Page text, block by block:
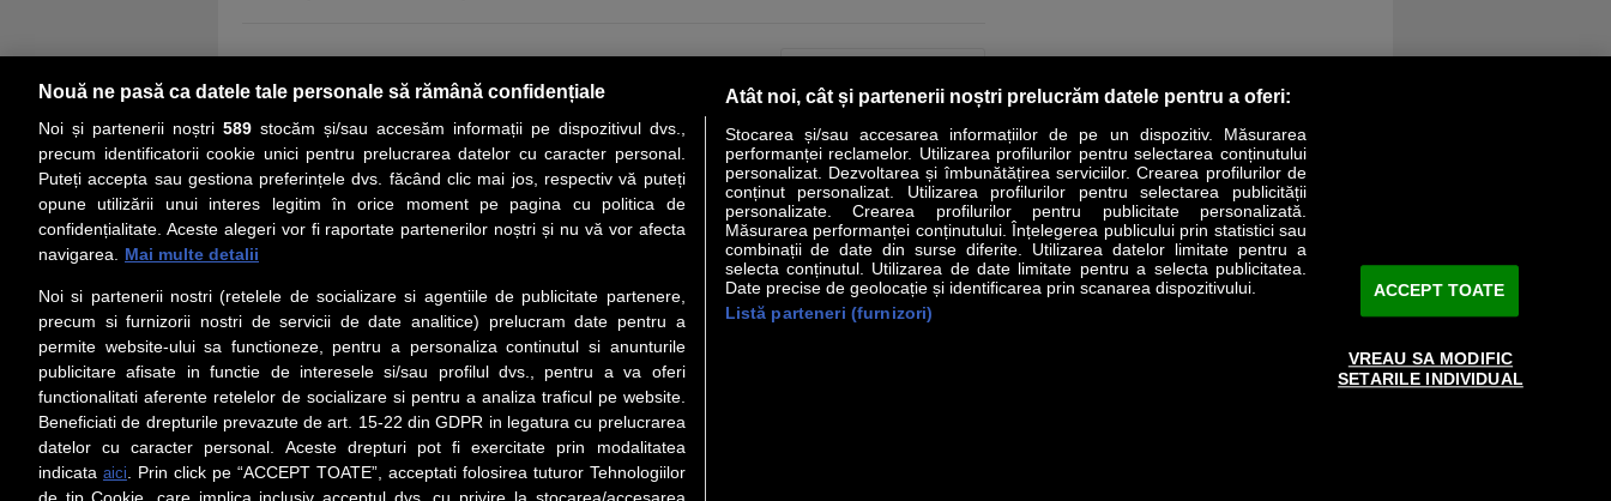
PRIMA PAGINĂ COVER STORY LIDERI ANALIZE HI-TECH MEET THE CEO LIFESTYLE SPECIAL OPINII
Social
Urmareste-ne pe Facebook
iarul Financiar
Despre Noi
Contact Redactie
Contact Marketing
Contact Vanzari
Abonamente print
Redactorii BM
Politica de confidentialitate
Termeni si conditii
About cookies
Servicii Revista Business Magazin
Nouă ne pasă ca datele tale personale să rămână confidențiale
Noi și partenerii noștri 589stocăm și/sau accesăm informații pe dispozitivul dvs.,
precum identificatorii cookie unici pentru prelucrarea datelor cu caracter personal.
Puteți accepta sau gestiona preferințele dvs. făcând clic mai jos, respectiv vă puteți
opune utilizării unui interes legitim în orice moment pe pagina cu politica de
confidențialitate. Aceste alegeri vor fi raportate partenerilor noștri și nu vă vor afecta
navigarea.
Mai multe detalii
Noi si partenerii nostri (retelele de socializare si agentiile de publicitate partenere,
precum si furnizorii nostri de servicii de date analitice) prelucram date pentru a
permite website-ului sa functioneze, pentru a personaliza continutul si anunturile
publicitare afisate in functie de interesele si/sau profilul dvs., pentru a va oferi
functionalitati aferente retelelor de socializare si pentru a analiza traficul pe website.
Beneficiati de drepturile prevazute de art. 15-22 din GDPR in legatura cu prelucrarea
datelor cu caracter personal. Aceste drepturi pot fi exercitate prin modalitatea
indicata aici. Prin click pe “ACCEPT TOATE”, acceptati folosirea tuturor Tehnologiilor
Atât noi, cât și partenerii noștri prelucrăm datele pentru a oferi:
Stocarea și/sau accesarea informațiilor de pe un dispozitiv. Măsurarea
performanței reclamelor. Utilizarea profilurilor pentru selectarea conținutului
personalizat. Dezvoltarea și îmbunătățirea serviciilor. Crearea profilurilor de
conținut personalizat. Utilizarea profilurilor pentru selectarea publicității
personalizate. Crearea profilurilor pentru publicitate personalizată.
Măsurarea performanței conținutului. Înțelegerea publicului prin statistici sau
combinații de date din surse diferite. Utilizarea datelor limitate pentru a
selecta conținutul. Utilizarea de date limitate pentru a selecta publicitatea.
Date precise de geolocație și identificarea prin scanarea dispozitivului.
Listă parteneri (furnizori)
ACCEPT TOATE
VREAU SA MODIFIC
SETARILE INDIVIDUAL